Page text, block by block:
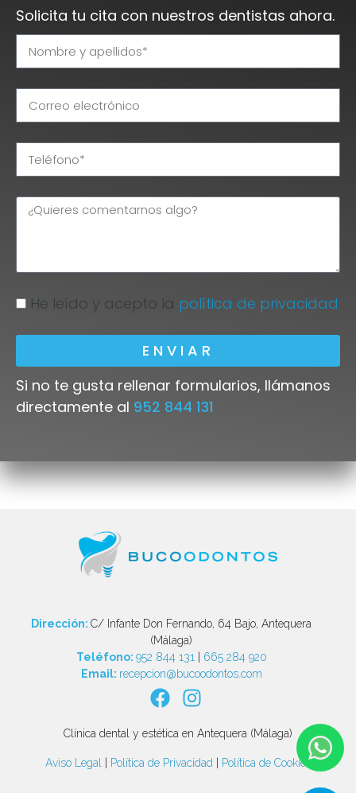
Solicita tu cita con nuestros dentistas ahora.
He leído y acepto la política de privacidad
ENVIAR
Si no te gusta rellenar formularios, llámanos
directamente al 952 844 131
Dirección:C/ Infante Don Fernando, 64 Bajo, Antequera
(Málaga)
Teléfono: 952 844 131 | 665 284 920
Email: recepcion@bucoodontos.com
Clínica dental y estética en Antequera (Málaga)
Aviso Legal Política de Privacidad Política de Cookies